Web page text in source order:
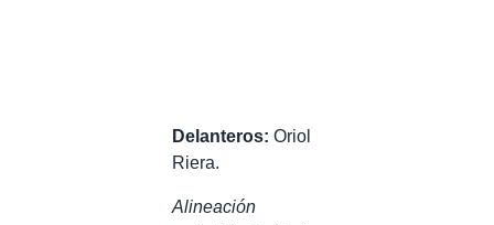
Delanteros: Oriol
Riera.
Alineación